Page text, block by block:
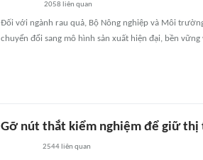
2058 liên quan
Đối với ngành rau quả, Bộ Nông nghiệp và Môi
chuyển đổi sang mô hình sản xuất hiện đại, bền
Gỡ nút thắt kiểm nghiệm để giữ
2544liên quan